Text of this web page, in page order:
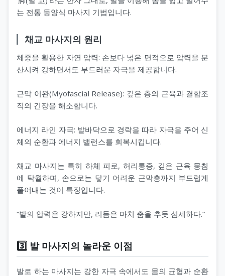
는 전통 동양식 마사지 기법입니다.
채교 마사지의 원리
체중을 활용한 자연 압력: 손보다 넓은 면적으로 압력을 분
산시켜 강하면서도 부드러운 자극을 제공합니다.
근막 이완(Myofascial Release): 깊은 층의 근육과 결합조
직의 긴장을 해소합니다.
에너지 라인 자극: 발바닥으로 경락을 따라 자극을 주어 신
체의 순환과 에너지 밸런스를 회복시킵니다.
채교 마사지는 특히 하체 피로, 허리통증, 깊은 근육 뭉침
에 탁월하며, 손으로는 닿기 어려운 근막층까지 부드럽게
풀어내는 것이 특징입니다.
“발의 압력은 강하지만, 리듬은 마치 춤을 추듯 섬세하다.”
3️⃣ 발 마사지의 놀라운 이점
발로 하는 마사지는 강한 자극 속에서도 몸의 균형과 순환